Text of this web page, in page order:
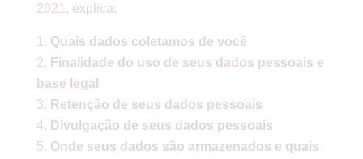
2021, explica:
Quais dados coletamos de você
Finalidade do uso de seus dados pessoais e
base legal
Retenção de seus dados pessoais
Divulgação de seus dados pessoais
Onde seus dados são armazenados e quais